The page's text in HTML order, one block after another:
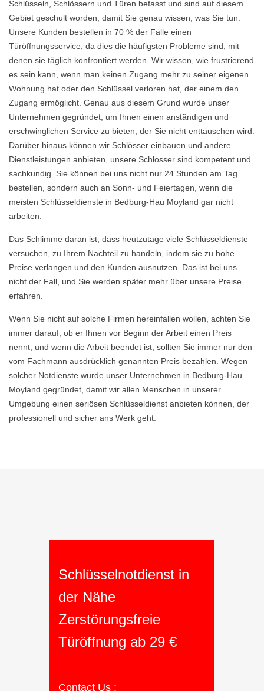
Schlüsseln, Schlössern und Türen befasst und sind auf diesem
Gebiet geschult worden, damit Sie genau wissen, was Sie tun.
Unsere Kunden bestellen in 70 % der Fälle einen
Türöffnungsservice, da dies die häufigsten Probleme sind, mit
denen sie täglich konfrontiert werden. Wir wissen, wie frustrierend
es sein kann, wenn man keinen Zugang mehr zu seiner eigenen
Wohnung hat oder den Schlüssel verloren hat, der einem den
Zugang ermöglicht. Genau aus diesem Grund wurde unser
Unternehmen gegründet, um Ihnen einen anständigen und
erschwinglichen Service zu bieten, der Sie nicht enttäuschen wird.
Darüber hinaus können wir Schlösser einbauen und andere
Dienstleistungen anbieten, unsere Schlosser sind kompetent und
sachkundig. Sie können bei uns nicht nur 24 Stunden am Tag
bestellen, sondern auch an Sonn- und Feiertagen, wenn die
meisten Schlüsseldienste in Bedburg-Hau Moyland gar nicht
arbeiten.
Das Schlimme daran ist, dass heutzutage viele Schlüsseldienste
versuchen, zu Ihrem Nachteil zu handeln, indem sie zu hohe
Preise verlangen und den Kunden ausnutzen. Das ist bei uns
nicht der Fall, und Sie werden später mehr über unsere Preise
erfahren.
Wenn Sie nicht auf solche Firmen hereinfallen wollen, achten Sie
immer darauf, ob er Ihnen vor Beginn der Arbeit einen Preis
nennt, und wenn die Arbeit beendet ist, sollten Sie immer nur den
vom Fachmann ausdrücklich genannten Preis bezahlen. Wegen
solcher Notdienste wurde unser Unternehmen in Bedburg-Hau
Moyland gegründet, damit wir allen Menschen in unserer
Umgebung einen seriösen Schlüsseldienst anbieten können, der
professionell und sicher ans Werk geht.
Schlüsselnotdienst in
der Nähe
Zerstörungsfreie
Türöffnung ab 29 €
Contact Us :